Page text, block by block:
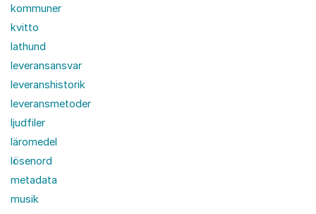
kommuner
kvitto
lathund
leveransansvar
leveranshistorik
leveransmetoder
ljudfiler
läromedel
lösenord
metadata
musik